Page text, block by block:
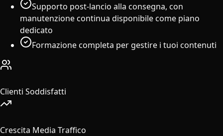
Supporto post-lancio alla consegna, con
manutenzione continua disponibile come piano
dedicato
Formazione completa per gestire i tuoi contenuti
Clienti Soddisfatti
Crescita Media Traffico